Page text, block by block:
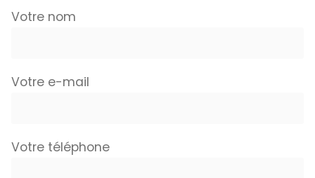
Votre nom
Votre e-mail
Votre téléphone